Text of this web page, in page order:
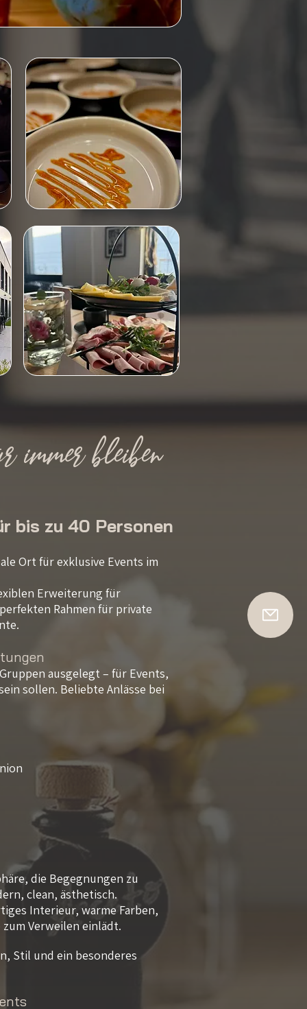
bleiben
bis zu 40 Personen
Ort für exklusive Events im
Erweiterung für
Rahmen für private
ausgelegt – für Events,
sollen. Beliebte Anlässe bei
die Begegnungen zu
clean, ästhetisch.
Interieur, warme Farben,
Verweilen einlädt.
Stil und ein besonderes